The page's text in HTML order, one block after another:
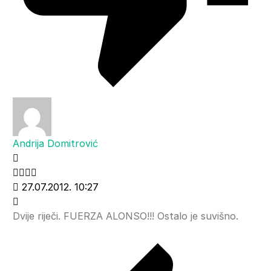
Andrija Domitrović
27.07.2012. 10:27
Dvije riječi. FUERZA ALONSO!!! Ostalo je suvišno.